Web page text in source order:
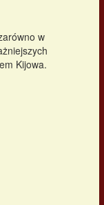
w
Kijowa.